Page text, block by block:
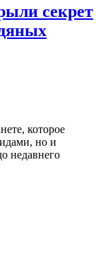
секрет
которое
но и
недавнего